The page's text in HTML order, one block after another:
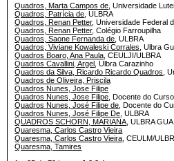
Quadros, Marta Campos de , Universidade
Quadros, Patrícia de , ULBRA
Quadros, Renan Petter, Universidade Federal
Quadros, Renan Petter, Colégio Farroupilha
Quadros, Saone Fernanda de , ULBRA
Quadros, Viviane Kowaleski Corrales , Ulbra
Quadros Boaro, Ana Paula , CEULJI/ULBRA
Quadros Cavallini, Argel , Ulbra Carazinho
Quadros da Silva, Ricardo Ricardo Quadros ,
Quadros de Oliveira, Priscila
Quadros Nunes, Jose Filipe
Quadros Nunes, Jose Filipe , Docente do
Quadros Nunes, José Filipe de , Docente do
Quadros Nunes, José Filipe De , ULBRA
QUADROS SCHORN, MARIANA , ULBRA
Quaresma, Carlos Castro Vieira
Quaresma, Carlos Castro Vieira , CEULM/
Quaresma, Tamires